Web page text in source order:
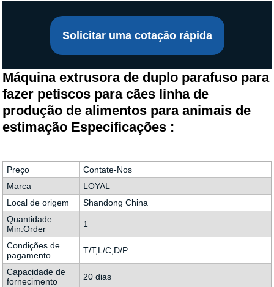
Solicitar uma cotação rápida
Máquina extrusora de duplo parafuso para
fazer petiscos para cães linha de
produção de alimentos para animais de
estimação Especificações :
Preço
Contate-Nos
Marca
LOYAL
Local de origem
Shandong China
Quantidade
Min.Order
1
Condições de
pagamento
T/T,L/C,D/P
Capacidade de
fornecimento
20 dias